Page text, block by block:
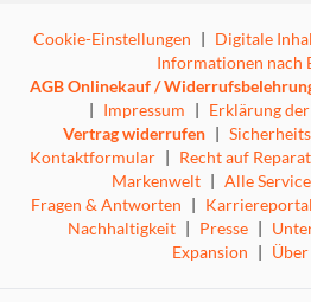
Cookie-Einstellungen | Digitale
Informationen nach
AGB Onlinekauf /
| Impressum | Erklärung
Vertrag widerrufen |
Kontaktformular | Recht auf
Markenwelt | Alle
Fragen & Antworten | Karriereportal
Nachhaltigkeit | Presse |
Expansion |